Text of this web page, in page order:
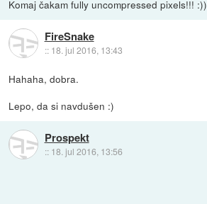
Komaj čakam fully uncompressed pixels!!! :))
FireSnake
:: 18. jul 2016, 13:43
Hahaha, dobra.
Lepo, da si navdušen :)
Prospekt
:: 18. jul 2016, 13:56